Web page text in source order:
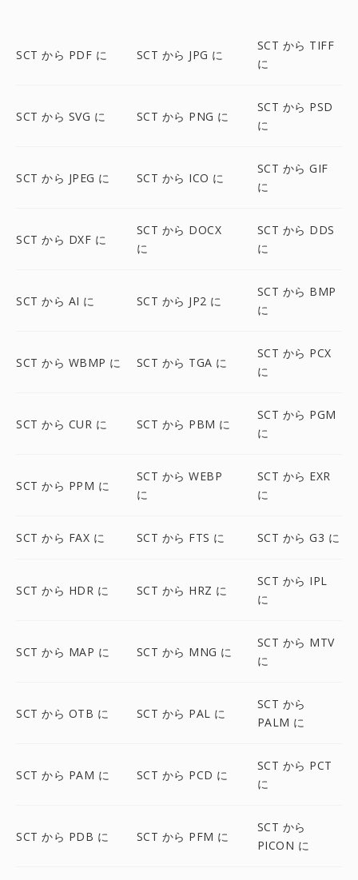
SCT から PDF に SCT から JPG に
SCT から TIFF
に
SCT から SVG に SCT から PNG に
SCT から PSD
に
SCT から JPEG に SCT から ICO に
SCT から GIF
に
SCT から DXF に
SCT から DOCX
に
SCT から DDS
に
SCT から AI に SCT から JP2 に
SCT から BMP
に
SCT から WBMP に SCT から TGA に
SCT から PCX
に
SCT から CUR に SCT から PBM に
SCT から PGM
に
SCT から PPM に
SCT から WEBP
に
SCT から EXR
に
SCT から FAX に SCT から FTS に SCT から G3 に
SCT から HDR に SCT から HRZ に
SCT から IPL
に
SCT から MAP に SCT から MNG に
SCT から MTV
に
SCT から OTB に SCT から PAL に
SCT から
PALM に
SCT から PAM に SCT から PCD に
SCT から PCT
に
SCT から PDB に SCT から PFM に
SCT から
PICON に